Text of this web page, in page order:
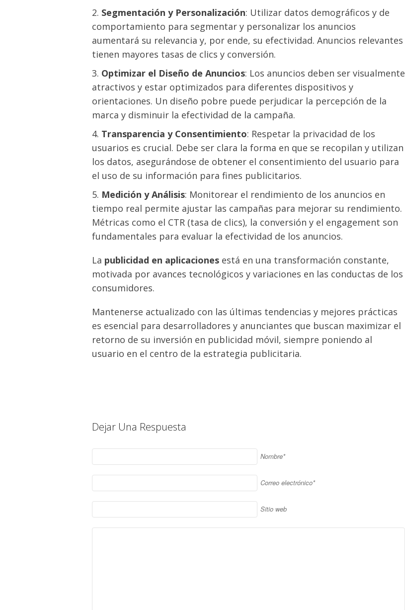
Segmentación y Personalización: Utilizar datos demográficos y de
comportamiento para segmentar y personalizar los anuncios
aumentará su relevancia y, por ende, su efectividad. Anuncios relevantes
tienen mayores tasas de clics y conversión.
Optimizar el Diseño de Anuncios: Los anuncios deben ser visualmente
atractivos y estar optimizados para diferentes dispositivos y
orientaciones. Un diseño pobre puede perjudicar la percepción de la
marca y disminuir la efectividad de la campaña.
Transparencia y Consentimiento: Respetar la privacidad de los
usuarios es crucial. Debe ser clara la forma en que se recopilan y utilizan
los datos, asegurándose de obtener el consentimiento del usuario para
el uso de su información para fines publicitarios.
Medición y Análisis: Monitorear el rendimiento de los anuncios en
tiempo real permite ajustar las campañas para mejorar su rendimiento.
Métricas como el CTR (tasa de clics), la conversión y el engagement son
fundamentales para evaluar la efectividad de los anuncios.
La publicidad en aplicacionesestá en una transformación constante,
motivada por avances tecnológicos y variaciones en las conductas de los
consumidores.
Mantenerse actualizado con las últimas tendencias y mejores prácticas
es esencial para desarrolladores y anunciantes que buscan maximizar el
retorno de su inversión en publicidad móvil, siempre poniendo al
usuario en el centro de la estrategia publicitaria.
Dejar Una Respuesta
Nombre*
Correo electrónico*
Sitio web